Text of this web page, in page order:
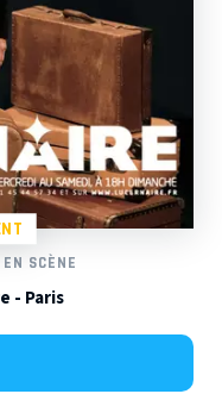
EN SCÈNE
- Paris